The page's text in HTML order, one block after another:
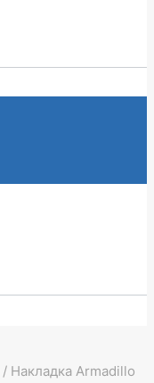
/ Накладка Armadillo